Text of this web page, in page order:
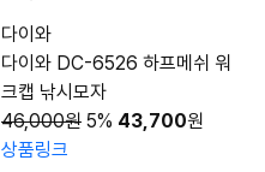
다이와
다이와 DC-6526 하프메쉬 워
크캡 낚시모자
46,000원 5% 43,700원
상품링크